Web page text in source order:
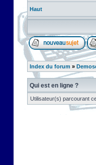
Haut
Index du forum »
Qui est en ligne ?
Utilisateur(s) parcourant